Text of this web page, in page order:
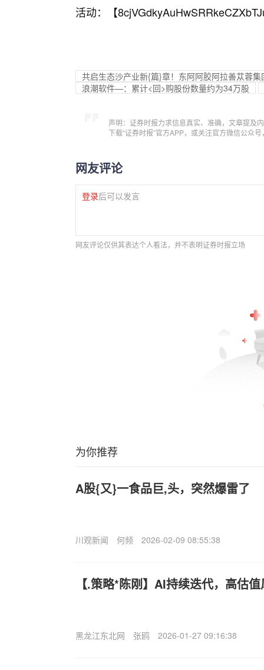
活动：【
共启生态沙产业新{篇}章！东阿阿胶阿拉善苁蓉集
浪潮软件—：累计<回>购股份数量约为34万股
声明：证券时报力求信息真实、准确，文章提及
下载“证券时报”官方APP，或关注官方微信公众
网友评论
登录后可以发言
网友评论仅供其表达个人看法，并不表明证券时报立场
为你推荐
A股{又}一食品巨,头，突然爆雷了
川观新闻 何频 2026-02-09 08:55:38
【.策略*陈刚】AI持续迭代，高估
黑龙江东北网 张鸥 2026-01-27 09:16:38